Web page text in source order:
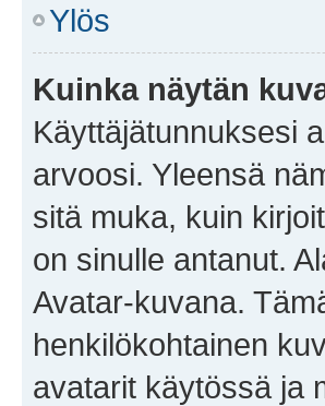
Ylös
Kuinka näytän
Käyttäjätunnuksesi
arvoosi. Yleensä
sitä muka, kuin
on sinulle antanut.
Avatar-kuvana.
henkilökohtainen
avatarit käytössä ja